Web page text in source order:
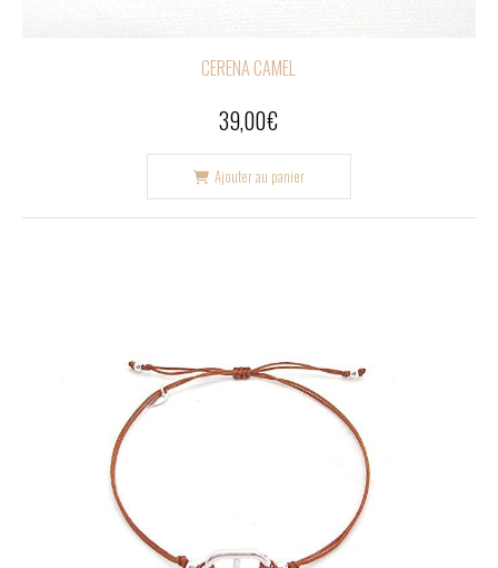
CERENA CAMEL
39,00€
Ajouter au panier